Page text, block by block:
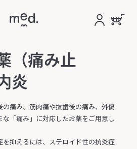
（痛み止
炎
の痛み、筋肉痛や抜歯後の痛み、外傷
な「痛み」に対応したお薬をご用意し
を抑えるには、ステロイド性の抗炎症